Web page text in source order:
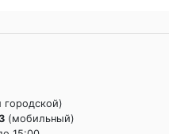
городской)
(мобильный)